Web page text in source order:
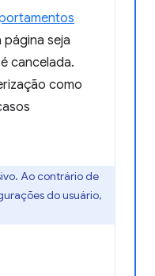
seja
cancelada.
como
Ao contrário de
do usuário,